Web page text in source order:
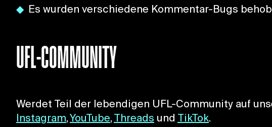
Es wurden verschiedene Kommentar-Bugs
UFL-COMMUNITY
Werdet Teil der lebendigen UFL-Community auf
Instagram,YouTube,ThreadsundTikTok.